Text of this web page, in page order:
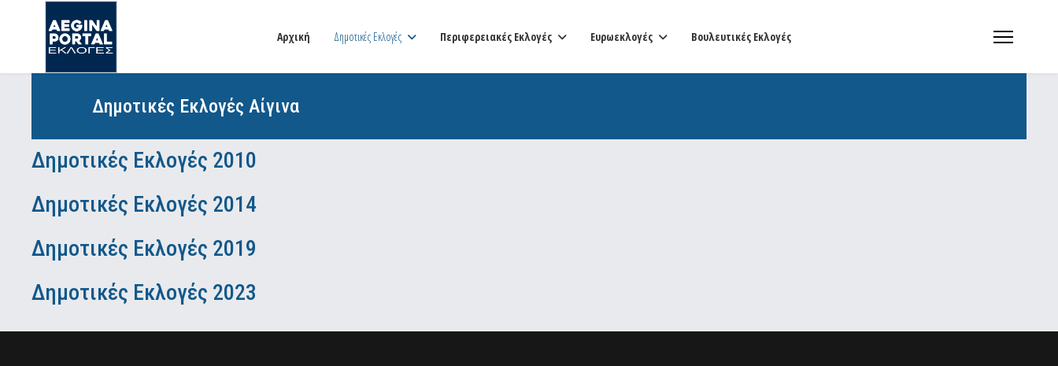
Αρχική Δημοτικές Εκλογές Περιφερειακές Εκλογές Ευρωεκλογές Βουλευτικές Εκλογές
Δημοτικές Εκλογές Αίγινα
Δημοτικές Εκλογές 2010
Δημοτικές Εκλογές 2014
Δημοτικές Εκλογές 2019
Δημοτικές Εκλογές 2023